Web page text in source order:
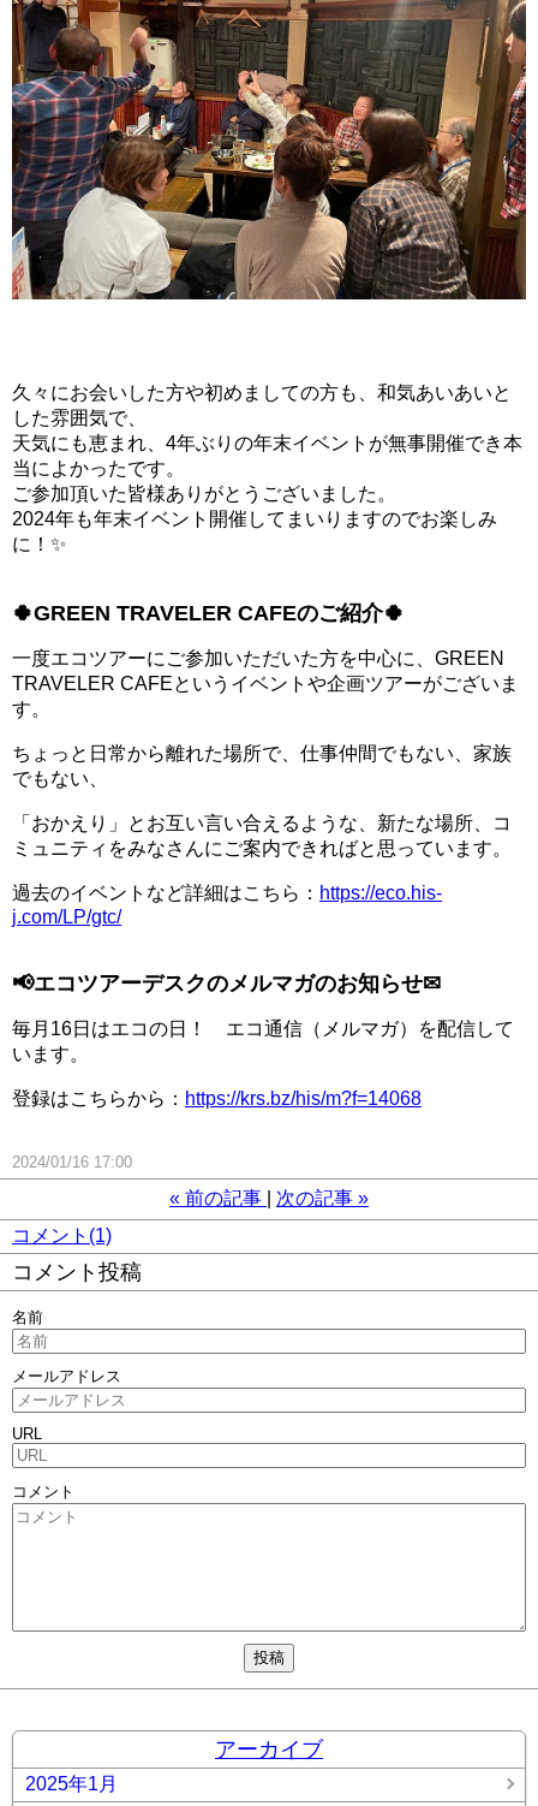
久々にお会いした方や初めましての方も、和気あいあいと
した雰囲気で、
天気にも恵まれ、4年ぶりの年末イベントが無事開催でき本
当によかったです。
ご参加頂いた皆様ありがとうございました。
2024年も年末イベント開催してまいりますのでお楽しみ
に！✨
🍀GREEN TRAVELER CAFEのご紹介🍀
一度エコツアーにご参加いただいた方を中心に、GREEN
TRAVELER CAFEというイベントや企画ツアーがございま
す。
ちょっと日常から離れた場所で、仕事仲間でもない、 家族
でもない、
「おかえり」とお互い言い合えるような、新たな場所、
コ
ミュニティをみなさんにご案内できればと思っています。
過去のイベントなど詳細はこちら： https://eco.his-
j.com/LP/gtc/
📢エコツアーデスクのメルマガのお知らせ✉
毎月16日はエコの日！ エコ通信（メルマガ）を配信して
います。
登録はこちらから： https://krs.bz/his/m?f=14068
2024/01/16 17:00
« 前の記事 次の記事 »
コメント(1)
コメント投稿
名前
メールアドレス
URL
コメント
アーカイブ
2025年1月